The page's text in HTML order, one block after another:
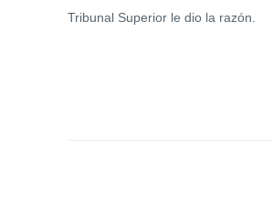
Tribunal Superior le dio la razón.